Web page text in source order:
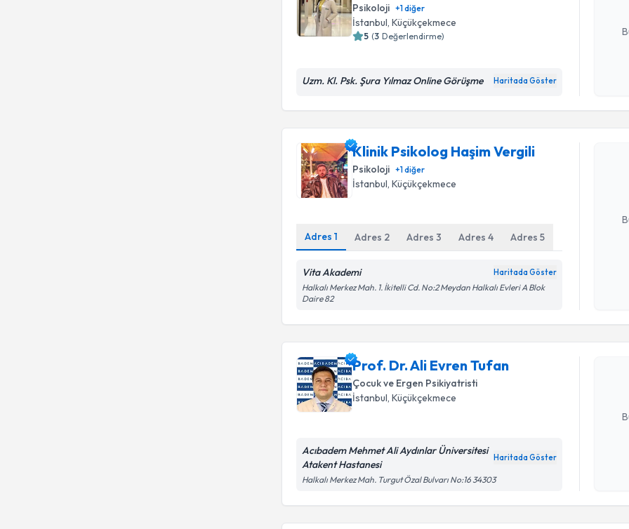
Psikoloji +1diğer
İstanbul, Küçükçekmece
5 (3 Değerlendirme)
Uzm. Kl. Psk. Şura Yılmaz Online Görüşme Haritada Göster
Klinik Psikolog Haşim Vergili
Psikoloji +1diğer
İstanbul, Küçükçekmece
Adres1 Adres 2 Adres3 Adres4 Adres5
Vita Akademi Haritada Göster
Halkalı Merkez Mah. 1. İkitelli Cd. No:2 Meydan Halkalı Evleri A Blok
Daire 82
Randevu
Klinik
Prof. Dr. Ali Evren Tufan
Çocuk ve Ergen Psikiyatristi
İstanbul, Küçükçekmece
Acıbadem Mehmet Ali Aydınlar Üniversitesi
Atakent Hastanesi
Haritada Göster
Halkalı Merkez Mah. Turgut Özal Bulvarı No:16 34303
Prof. Dr.
Size bu